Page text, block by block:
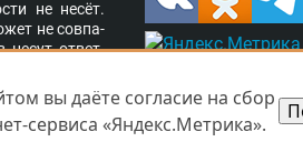
не несёт.
не сов­па­
несут от­вет­
свя­зать­ся с
прав. Ва­ши
при­ня­ты.
вы даёте согласие на сбор
сервиса «Яндекс.Метрика».
вы даёте согласие на сбор
сервиса «Яндекс.Метрика».